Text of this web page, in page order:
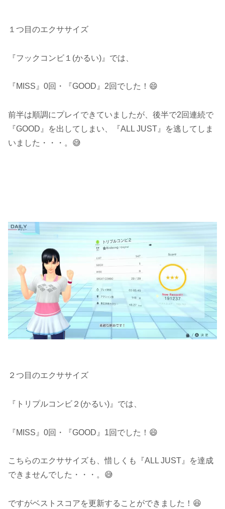
１つ目のエクササイズ
『フックコンビ１(かるい)』では、
『MISS』0回・『GOOD』2回でした！😄
前半は順調にプレイできていましたが、後半で2回連続で
『GOOD』を出してしまい、『ALL JUST』を逃してしま
いました・・・。😅
２つ目のエクササイズ
『トリプルコンビ２(かるい)』では、
『MISS』0回・『GOOD』1回でした！😄
こちらのエクササイズも、惜しくも『ALL JUST』を達成
できませんでした・・・。😅
ですがベストスコアを更新することができました！😆